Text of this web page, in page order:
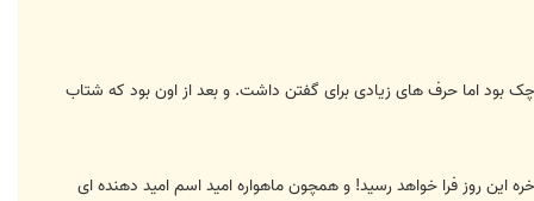
بود اما حرف های زیادی برای گفتن داشت. و بعد از اون بود که شتاب
این روز فرا خواهد رسید! و همچون ماهواره امید اسم امید دهنده ای